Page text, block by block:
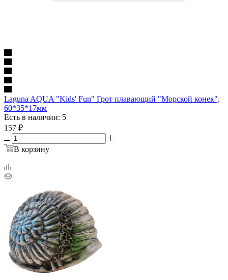
Laguna AQUA "Kids' Fun" Грот плавающий "Морской конек",
60*35*17мм
Есть в наличии: 5
157 ₽
В корзину